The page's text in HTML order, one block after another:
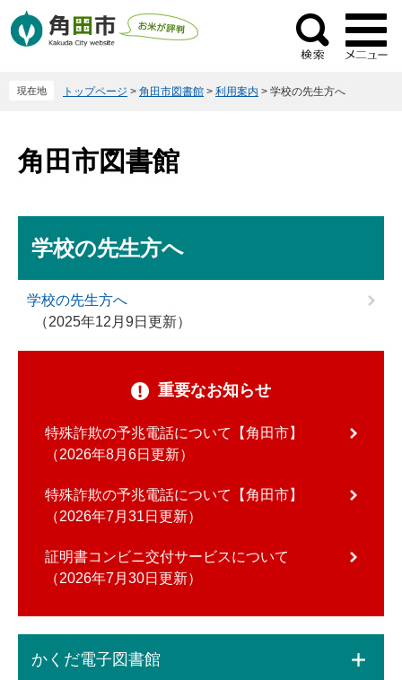
ー
ニ
検
索
現在地 トップページ > 角田市図書館 > 利用案内 > 学校の先生方へ
角田市図書館
文学校の先生方へ
学校の先生方へ
2025年12月9日更新
重要なお知らせ
特殊詐欺の予兆電話について【角田市】
2026年8月6日更新
特殊詐欺の予兆電話について【角田市】
2026年7月31日更新
証明書コンビニ交付サービスについて
2026年7月30日更新
かくだ電子図書館